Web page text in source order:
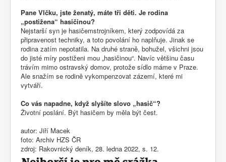
Pane Vlčku, jste ženatý, máte tři děti. Je rodina
„postižena“ hasičinou?
Nejstarší syn je hasičemstrojníkem, který zodpovídá za
připravenost techniky, a toto povolání ho naplňuje. Jinak se
rodina zatím nepotatila. Na druhé straně, bohužel, všichni jsou
do jisté míry postiženi mou „hasičinou“. Navíc většinu času
trávím mimo ostravský domov, protože sídlo máme v Praze.
Ale snažím se rodině vykompenzovat zázemí, které mi
vytváří.
Co vás napadne, když slyšíte slovo „hasič“?
Životní poslání. Být hasičem by měla být čest.
autor: Jiří Macek
foto: Archiv HZS ČR
zdroj: Rakovnický deník, 28. ledna 2022, s. 12.